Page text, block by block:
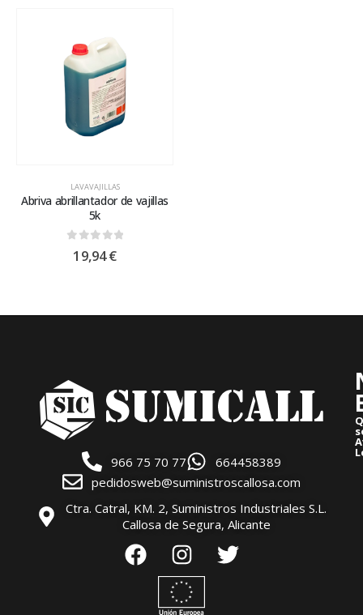
LAVAVAJILLAS
Abriva abrillantador de vajillas
5k
out of 5
19,94€
966 75 70 77
664458389
pedidosweb@suministroscallosa.com
Ctra. Catral, KM. 2, Suministros Industriales S.L.
Callosa de Segura, Alicante